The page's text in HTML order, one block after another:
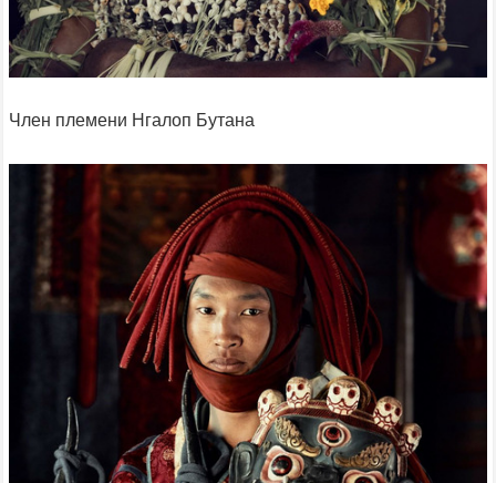
Член племени Нгалоп Бутана